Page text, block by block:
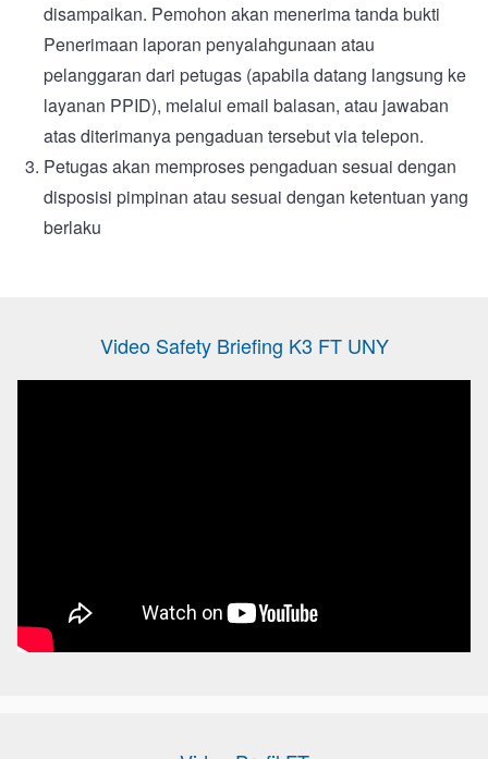
disampaikan. Pemohon akan menerima tanda bukti
Penerimaan laporan penyalahgunaan atau
pelanggaran dari petugas (apabila datang langsung ke
layanan PPID), melalui email balasan, atau jawaban
atas diterimanya pengaduan tersebut via telepon.
Petugas akan memproses pengaduan sesuai dengan
disposisi pimpinan atau sesuai dengan ketentuan yang
berlaku
Video Safety Briefing K3 FT UNY